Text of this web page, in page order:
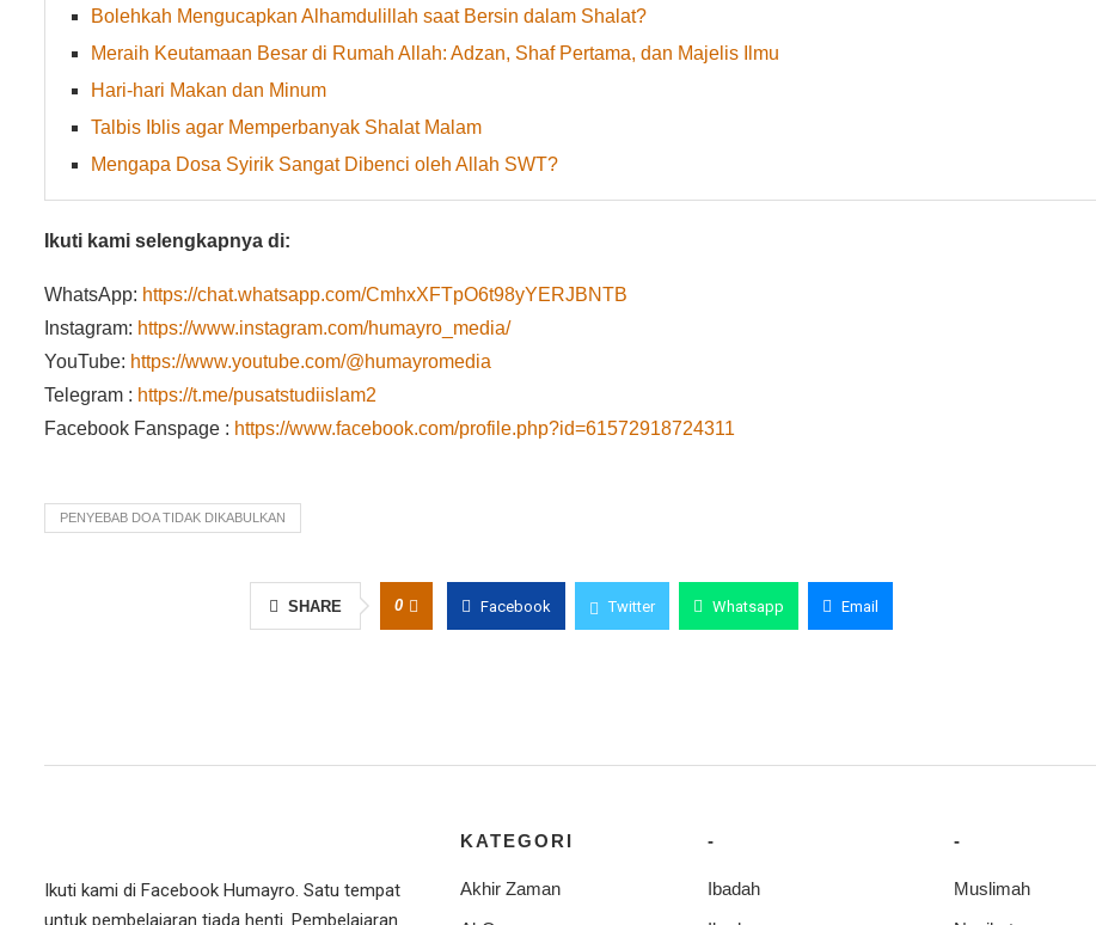
Bolehkah Mengucapkan Alhamdulillah saat Bersin dalam Shalat?
Meraih Keutamaan Besar di Rumah Allah: Adzan, Shaf Pertama, dan Majelis Ilmu
Hari-hari Makan dan Minum
Talbis Iblis agar Memperbanyak Shalat Malam
Mengapa Dosa Syirik Sangat Dibenci oleh Allah SWT?
Ikuti kami selengkapnya di:
WhatsApp: https://chat.whatsapp.com/CmhxXFTpO6t98yYERJBNTB
Instagram: https://www.instagram.com/humayro_media/
YouTube: https://www.youtube.com/@humayromedia
Telegram : https://t.me/pusatstudiislam2
Facebook Fanspage : https://www.facebook.com/profile.php?id=61572918724311
PENYEBAB DOA TIDAK DIKABULKAN
SHARE 0 Facebook Twitter Whatsapp Email
Ikuti kami di Facebook Humayro. Satu tempat
untuk pembelajaran tiada henti. Pembelajaran
KATEGORI
Akhir Zaman
-
Ibadah
-
Muslimah